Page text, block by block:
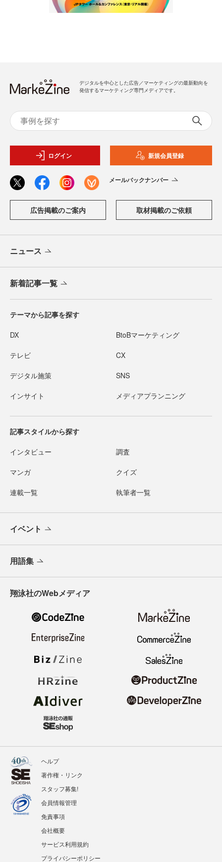
デジタルを中心とした広告／マーケティングの最新動向を
発信するマーケティング専門メディアです。
ログイン 新規会員登録
メールバックナンバー
広告掲載のご案内 取材掲載のご依頼
ニュース
新着記事一覧
テーマから記事を探す
DX BtoBマーケティング
テレビ CX
デジタル施策 SNS
インサイト メディアプランニング
記事スタイルから探す
インタビュー 調査
マンガ クイズ
連載一覧 執筆者一覧
イベント
用語集
翔泳社のWebメディア
ヘルプ
著作権・リンク
スタッフ募集!
会員情報管理
免責事項
会社概要
サービス利用規約
プライバシーポリシー